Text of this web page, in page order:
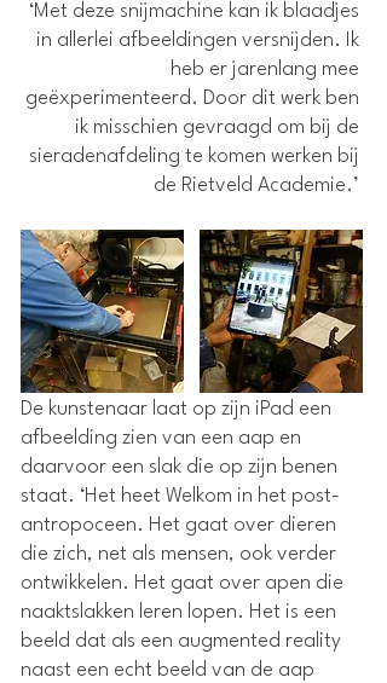
‘Met deze snijmachine kan ik blaadjes
in allerlei afbeeldingen versnijden. Ik
heb er jarenlang mee
geëxperimenteerd. Door dit werk ben
ik misschien gevraagd om bij de
sieradenafdeling te komen werken bij
de Rietveld Academie.’
De kunstenaar laat op zijn iPad een
afbeelding zien van een aap en
daarvoor een slak die op zijn benen
staat. ‘Het heet Welkom in het post-
antropoceen. Het gaat over dieren
die zich, net als mensen, ook verder
ontwikkelen. Het gaat over apen die
naaktslakken leren lopen. Het is een
beeld dat als een augmented reality
naast een echt beeld van de aap